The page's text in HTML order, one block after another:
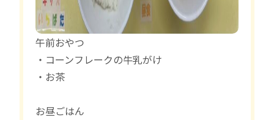
午前おやつ
・コーンフレークの牛乳がけ
・お茶
お昼ごはん